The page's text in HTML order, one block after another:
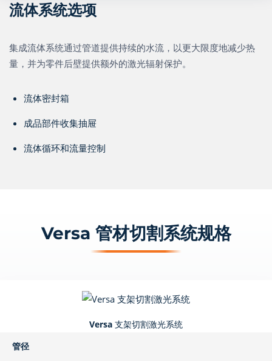
流体系统选项
集成流体系统通过管道提供持续的水流，以更大限度地减少热
量，并为零件后壁提供额外的激光辐射保护。
流体密封箱
成品部件收集抽屉
流体循环和流量控制
Versa 管材切割系统规格
Versa 支架切割激光系统
管径